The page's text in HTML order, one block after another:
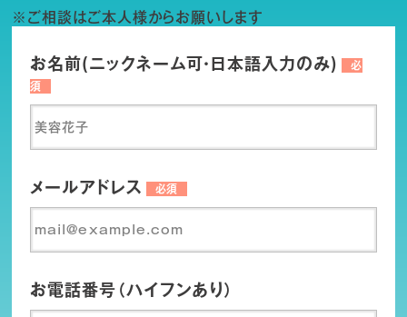
※ご相談はご本人様からお願いします
お名前(ニックネーム可・日本語入力のみ)
必
須
メールアドレス 必須
お電話番号（ハイフンあり）